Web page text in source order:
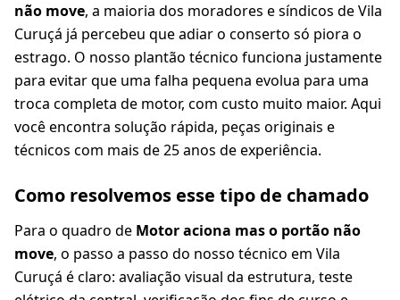
não move, a maioria dos moradores e síndicos de Vila
Curuçá já percebeu que adiar o conserto só piora o
estrago. O nosso plantão técnico funciona justamente
para evitar que uma falha pequena evolua para uma
troca completa de motor, com custo muito maior. Aqui
você encontra solução rápida, peças originais e
técnicos com mais de 25 anos de experiência.
Como resolvemos esse tipo de chamado
Para o quadro de Motor aciona mas o portão não
move, o passo a passo do nosso técnico em Vila
Curuçá é claro: avaliação visual da estrutura, teste